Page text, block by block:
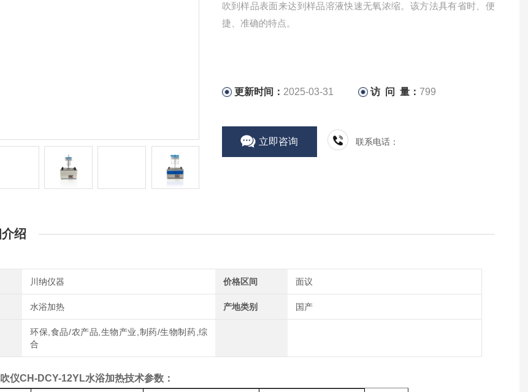
吹到样品表面来达到样品溶液快速无氧浓缩。该方法具有省时、便
捷、准确的特点。
更新时间： 2025-03-31 访 问 量： 799
立即咨询 联系电话：
绍
川纳仪器 价格区间 面议
水浴加热 产地类别 国产
环保,食品/农产品,生物产业,制药/生物制药,综
合
仪CH-DCY-12YL水浴加热技术参数：